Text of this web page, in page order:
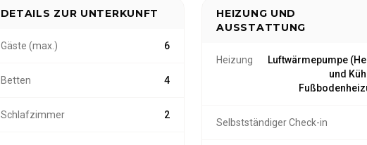
DETAILS ZUR UNTERKUNFT
Gäste (max.) 6
Betten 4
Schlafzimmer 2
HEIZUNG UND
AUSSTATTUNG
Heizung
Luftwärmepumpe
und
Selbstständiger Check-in